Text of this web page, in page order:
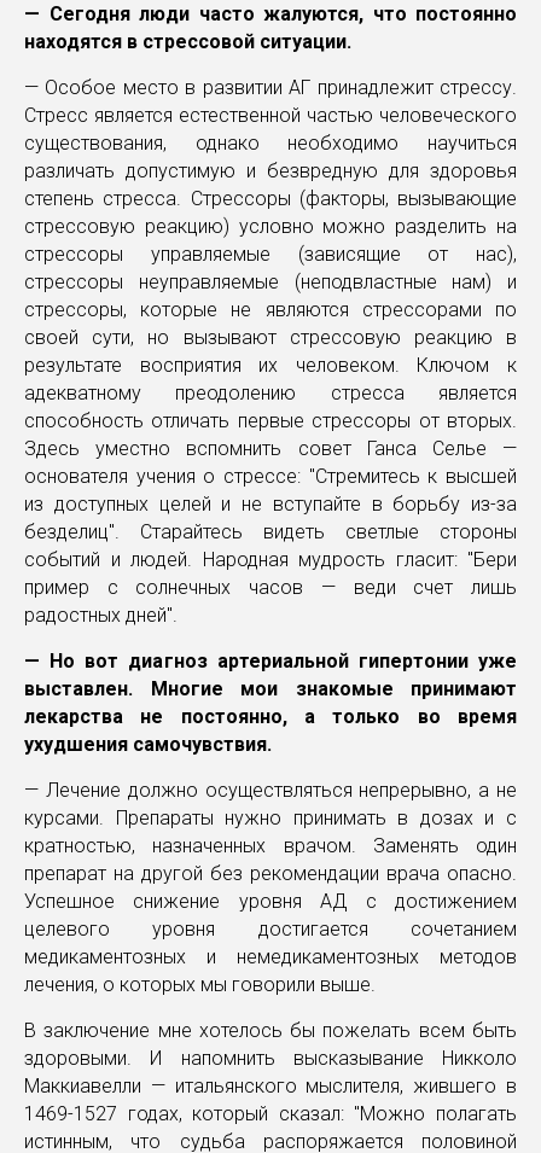
— Сегодня люди часто жалуются, что постоянно
находятся в стрессовой ситуации.
— Особое место в развитии АГ принадлежит стрессу.
Стресс является естественной частью человеческого
существования, однако необходимо научиться
различать допустимую и безвредную для здоровья
степень стресса. Стрессоры (факторы, вызывающие
стрессовую реакцию) условно можно разделить на
стрессоры управляемые (зависящие от нас),
стрессоры неуправляемые (неподвластные нам) и
стрессоры, которые не являются стрессорами по
своей сути, но вызывают стрессовую реакцию в
результате восприятия их человеком. Ключом к
адекватному преодолению стресса является
способность отличать первые стрессоры от вторых.
Здесь уместно вспомнить совет Ганса Селье —
основателя учения о стрессе: "Стремитесь к высшей
из доступных целей и не вступайте в борьбу из-за
безделиц". Старайтесь видеть светлые стороны
событий и людей. Народная мудрость гласит: "Бери
пример с солнечных часов — веди счет лишь
радостных дней".
— Но вот диагноз артериальной гипертонии уже
выставлен. Многие мои знакомые принимают
лекарства не постоянно, а только во время
ухудшения самочувствия.
— Лечение должно осуществляться непрерывно, а не
курсами. Препараты нужно принимать в дозах и с
кратностью, назначенных врачом. Заменять один
препарат на другой без рекомендации врача опасно.
Успешное снижение уровня АД с достижением
целевого уровня достигается сочетанием
медикаментозных и немедикаментозных методов
лечения, о которых мы говорили выше.
В заключение мне хотелось бы пожелать всем быть
здоровыми. И напомнить высказывание Никколо
Маккиавелли — итальянского мыслителя, жившего в
1469-1527 годах, который сказал: "Можно полагать
истинным, что судьба распоряжается половиной